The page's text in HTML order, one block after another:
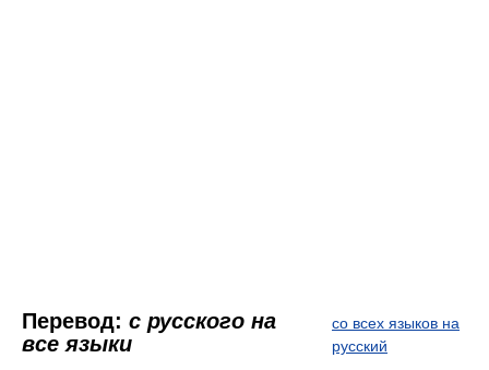
Перевод: с русского на
все языки
со всех языков на
русский